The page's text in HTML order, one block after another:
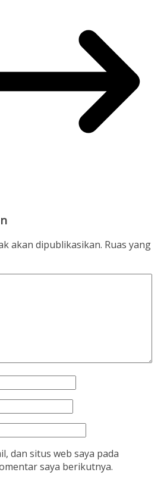
akan dipublikasikan. Ruas yang
dan situs web saya pada
saya berikutnya.